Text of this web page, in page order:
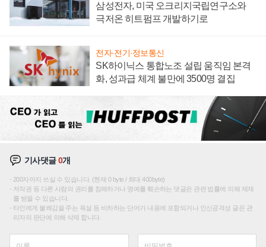
삼성전자, 미국 오크리지국립연구소와
극저온 히트펌프 개발하기로
전자·전기·정보통신
SK하이닉스 통합노조 설립 움직임 본격
화, 성과급 체계 불만에 3500명 결집
기사댓글0개
200자까지 쓰실 수 있습니다. (현재 0 byte / 최대 400byte)
저작권 등 다른 사람의 권리를 침해하거나 명예를 훼손하는 댓글은 관련 법률에 의해 제재
를 받을 수 있습니다.
타인에게 불쾌감을 주는 욕설 등 비하하는 단어가 내용에 포함되거나 인신공격성 글은 관
리자의 판단에 의해 삭제 합니다.